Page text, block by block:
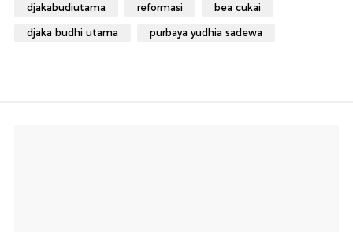
djakabudiutama reformasi bea cukai
djaka budhi utama purbaya yudhia sadewa